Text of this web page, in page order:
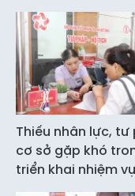
Thiếu nhân lực, tư
cơ sở gặp khó
triển khai nhiệm vụ